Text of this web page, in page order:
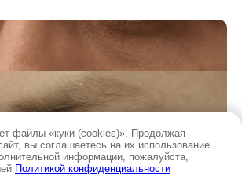
файлы «куки (cookies)». Продолжая
вы соглашаетесь на их использование.
информации, пожалуйста,
Политикой конфиденциальности